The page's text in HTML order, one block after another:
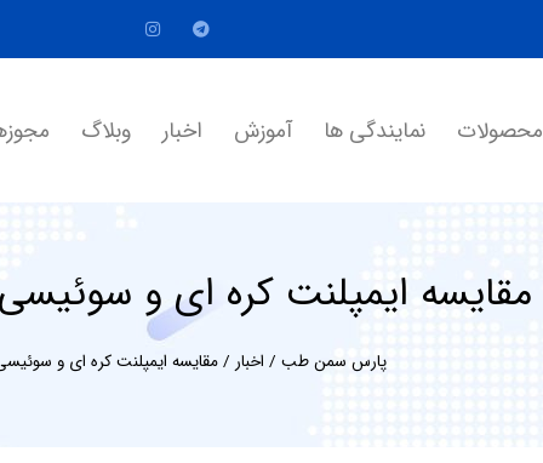
محصولات نمایندگی ها آموزش اخبار وبلاگ
مقایسه ایمپلنت کره ای و
پارس سمن طب / اخبار /مقایسه ایمپلنت کره ای و